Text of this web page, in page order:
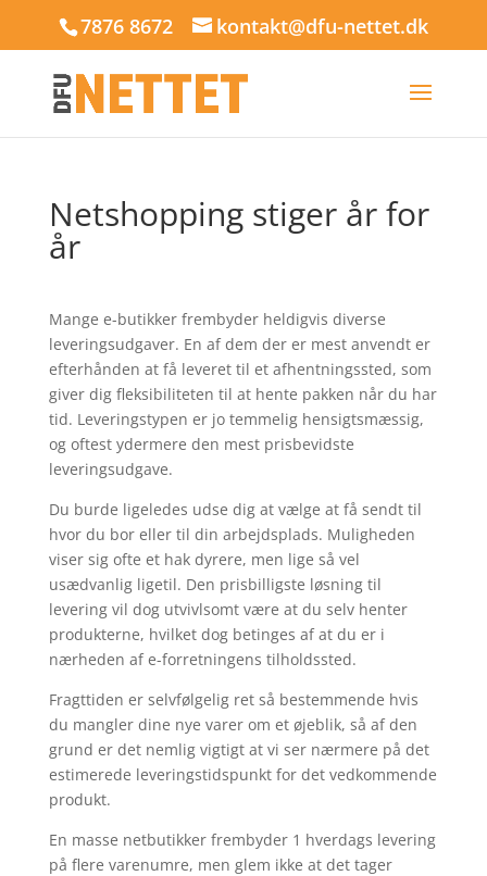
7876 8672 kontakt@dfu-nettet.dk
Netshopping stiger år for
år
Mange e-butikker frembyder heldigvis diverse
leveringsudgaver. En af dem der er mest anvendt er
efterhånden at få leveret til et afhentningssted, som
giver dig fleksibiliteten til at hente pakken når du har
tid. Leveringstypen er jo temmelig hensigtsmæssig,
og oftest ydermere den mest prisbevidste
leveringsudgave.
Du burde ligeledes udse dig at vælge at få sendt til
hvor du bor eller til din arbejdsplads. Muligheden
viser sig ofte et hak dyrere, men lige så vel
usædvanlig ligetil. Den prisbilligste løsning til
levering vil dog utvivlsomt være at du selv henter
produkterne, hvilket dog betinges af at du er i
nærheden af e-forretningens tilholdssted.
Fragttiden er selvfølgelig ret så bestemmende hvis
du mangler dine nye varer om et øjeblik, så af den
grund er det nemlig vigtigt at vi ser nærmere på det
estimerede leveringstidspunkt for det vedkommende
produkt.
En masse netbutikker frembyder 1 hverdags levering
på flere varenumre, men glem ikke at det tager